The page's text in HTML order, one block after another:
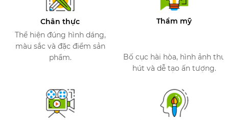
Chân thực
Thể hiện đúng hình dáng,
màu sắc và đặc điểm sản
phẩm.
Thẩm mỹ
Bố cục hài hòa, hình ảnh thu
hút và dễ tạo ấn tượng.